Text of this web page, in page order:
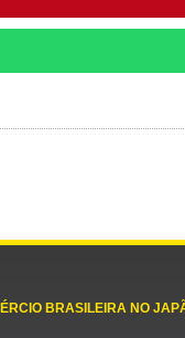
BRASILEIRA NO